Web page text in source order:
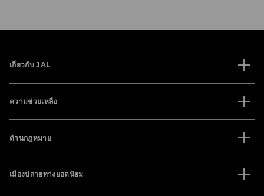
เกี่ยวกับ JAL
ความช่วยเหลือ
ด้านกฎหมาย
เมืองปลายทางยอดนิยม